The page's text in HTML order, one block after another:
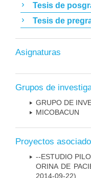
Tesis de
Tesis de
Asignaturas
Grupos de
GRUPO DE
MICOBAC­UN
Proyectos
--ESTUDIO
ORINA DE
2014-09-22)